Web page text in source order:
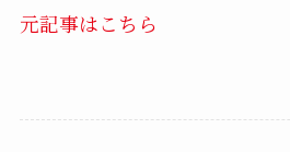
元記事はこちら